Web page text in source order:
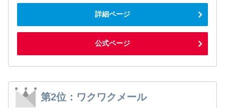
詳細ページ
公式ページ
第2位：ワクワクメール